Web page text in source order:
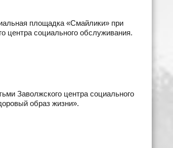
площадка «Смайлики» при
центра социального обслуживания.
Заволжского центра социального
образ жизни».